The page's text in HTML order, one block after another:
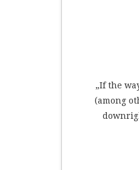
„If the
(among